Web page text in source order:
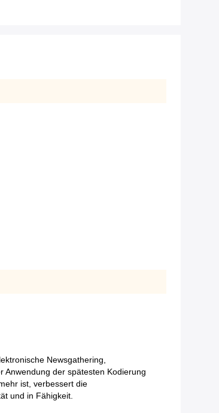
Newsgathering,
der spätesten Kodierung
ist, verbessert die
und in Fähigkeit.